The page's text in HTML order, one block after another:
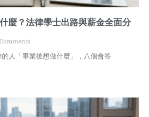
麼？法律學士出路與薪金全面分
人「畢業後想做什麼」，八個會答